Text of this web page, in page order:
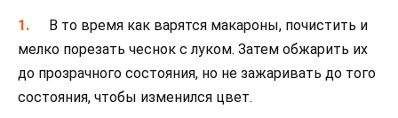
В то время как варятся макароны, почистить и
мелко порезать чеснок с луком. Затем обжарить их
до прозрачного состояния, но не зажаривать до того
состояния, чтобы изменился цвет.